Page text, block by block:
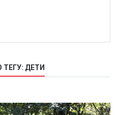
ДЕТИ